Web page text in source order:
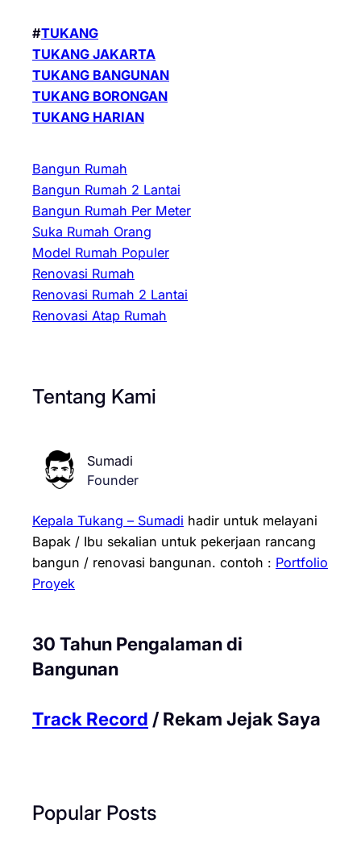
#TUKANG
TUKANG JAKARTA
TUKANG BANGUNAN
TUKANG BORONGAN
TUKANG HARIAN
Bangun Rumah
Bangun Rumah 2 Lantai
Bangun Rumah Per Meter
Suka Rumah Orang
Model Rumah Populer
Renovasi Rumah
Renovasi Rumah 2 Lantai
Renovasi Atap Rumah
Tentang Kami
Sumadi
Founder
Kepala Tukang – Sumadi hadir untuk melayani
Bapak / Ibu sekalian untuk pekerjaan rancang
bangun / renovasi bangunan. contoh : Portfolio
Proyek
30 Tahun Pengalaman di
Bangunan
Track Record / Rekam Jejak Saya
Popular Posts